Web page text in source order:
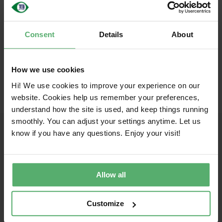
Consent Details About
How we use cookies
Hi! We use cookies to improve your experience on our
website. Cookies help us remember your preferences,
understand how the site is used, and keep things running
smoothly. You can adjust your settings anytime. Let us
know if you have any questions. Enjoy your visit!
Allow all
Customize
Samen op weg naar duurzame IT
TCO Certified is de wereldwijde duurzaamheidscertificering voor
IT-producten, die zowel IT-kopers als merken in staat stelt meer
ontworpen om sociale en milieuverantwoordelijkheid te
stimuleren en worden voortdurend bijgewerkt om
duurzaamheid te stimuleren waar het er het meest toe doet. De
naleving van alle criteria wordt altijd onafhankelijk geverifieerd